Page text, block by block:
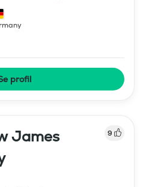
profil
James
9